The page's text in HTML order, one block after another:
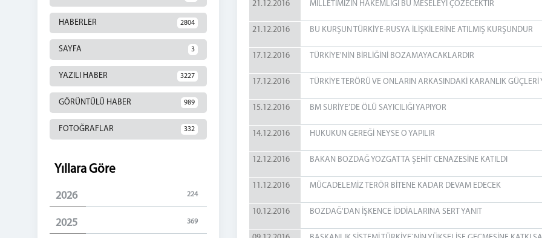
HABERLER 2804
SAYFA 3
YAZILI HABER 3227
GÖRÜNTÜLÜ HABER 989
FOTOĞRAFLAR 332
Yıllara Göre
2026 224
2025 369
21.12.2016 MİLLETİMİZİN HAKEMLİĞİ BU MESELEYİ ÇÖZECEKTİR
21.12.2016 BU KURŞUN TÜRKİYE-RUSYA İLİŞKİLERİNE ATILMIŞ KURŞUNDUR
17.12.2016 TÜRKİYE'NİN BİRLİĞİNİ BOZAMAYACAKLARDIR
17.12.2016 TÜRKİYE TERÖRÜ VE ONLARIN ARKASINDAKİ KARANLIK GÜÇLERİ
15.12.2016 BM SURİYE’DE ÖLÜ SAYICILIĞI YAPIYOR
14.12.2016 HUKUKUN GEREĞİ NEYSE O YAPILIR
12.12.2016 BAKAN BOZDAĞ YOZGATTA ŞEHİT CENAZESİNE KATILDI
11.12.2016 MÜCADELEMİZ TERÖR BİTENE KADAR DEVAM EDECEK
10.12.2016 BOZDAĞ'DAN İŞKENCE İDDİALARINA SERT YANIT